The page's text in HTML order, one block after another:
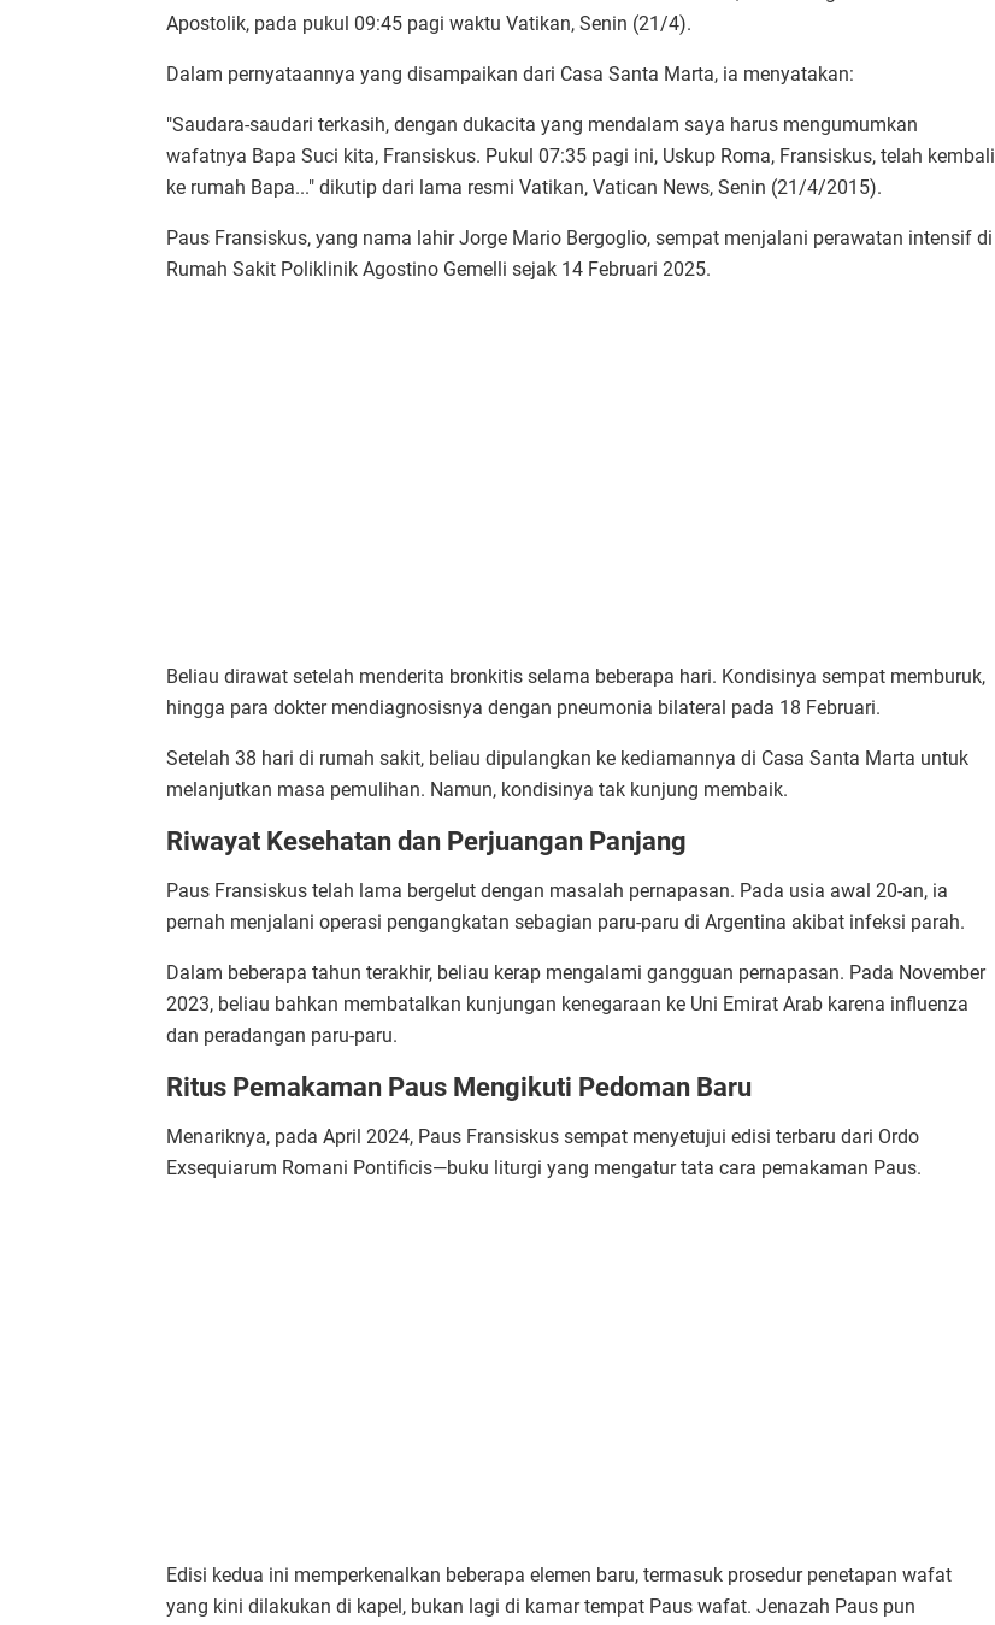
Apostolik, pada pukul 09:45 pagi waktu Vatikan, Senin (21/4).
Dalam pernyataannya yang disampaikan dari Casa Santa Marta, ia menyatakan:
"Saudara-saudari terkasih, dengan dukacita yang mendalam saya harus mengumumkan
wafatnya Bapa Suci kita, Fransiskus. Pukul 07:35 pagi ini, Uskup Roma, Fransiskus, telah kembali
ke rumah Bapa..." dikutip dari lama resmi Vatikan, Vatican News, Senin (21/4/2015).
Paus Fransiskus, yang nama lahir Jorge Mario Bergoglio, sempat menjalani perawatan intensif di
Rumah Sakit Poliklinik Agostino Gemelli sejak 14 Februari 2025.
Beliau dirawat setelah menderita bronkitis selama beberapa hari. Kondisinya sempat memburuk,
hingga para dokter mendiagnosisnya dengan pneumonia bilateral pada 18 Februari.
Setelah 38 hari di rumah sakit, beliau dipulangkan ke kediamannya di Casa Santa Marta untuk
melanjutkan masa pemulihan. Namun, kondisinya tak kunjung membaik.
Riwayat Kesehatan dan Perjuangan Panjang
Paus Fransiskus telah lama bergelut dengan masalah pernapasan. Pada usia awal 20-an, ia
pernah menjalani operasi pengangkatan sebagian paru-paru di Argentina akibat infeksi parah.
Dalam beberapa tahun terakhir, beliau kerap mengalami gangguan pernapasan. Pada November
2023, beliau bahkan membatalkan kunjungan kenegaraan ke Uni Emirat Arab karena influenza
dan peradangan paru-paru.
Ritus Pemakaman Paus Mengikuti Pedoman Baru
Menariknya, pada April 2024, Paus Fransiskus sempat menyetujui edisi terbaru dari Ordo
Exsequiarum Romani Pontificis—buku liturgi yang mengatur tata cara pemakaman Paus.
Edisi kedua ini memperkenalkan beberapa elemen baru, termasuk prosedur penetapan wafat
yang kini dilakukan di kapel, bukan lagi di kamar tempat Paus wafat. Jenazah Paus pun